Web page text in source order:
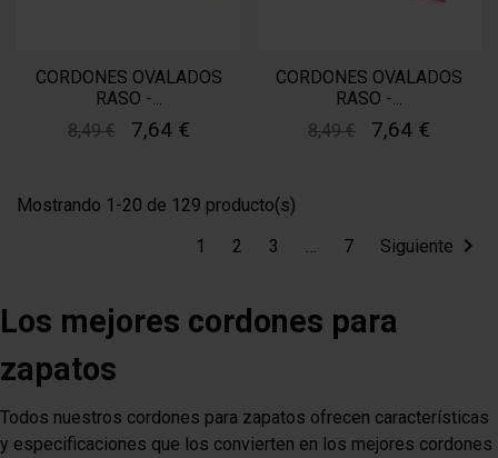
CORDONES OVALADOS
RASO -...
8,49 €
7,64 €
CORDONES OVALADOS
RASO -...
8,49 €
7,64 €
Mostrando 1-20 de 129 producto(s)
1
2 3 … 7 Siguiente 
Los mejores cordones para
zapatos
Todos nuestros cordones para zapatos ofrecen características
y especificaciones que los convierten en los mejores cordones